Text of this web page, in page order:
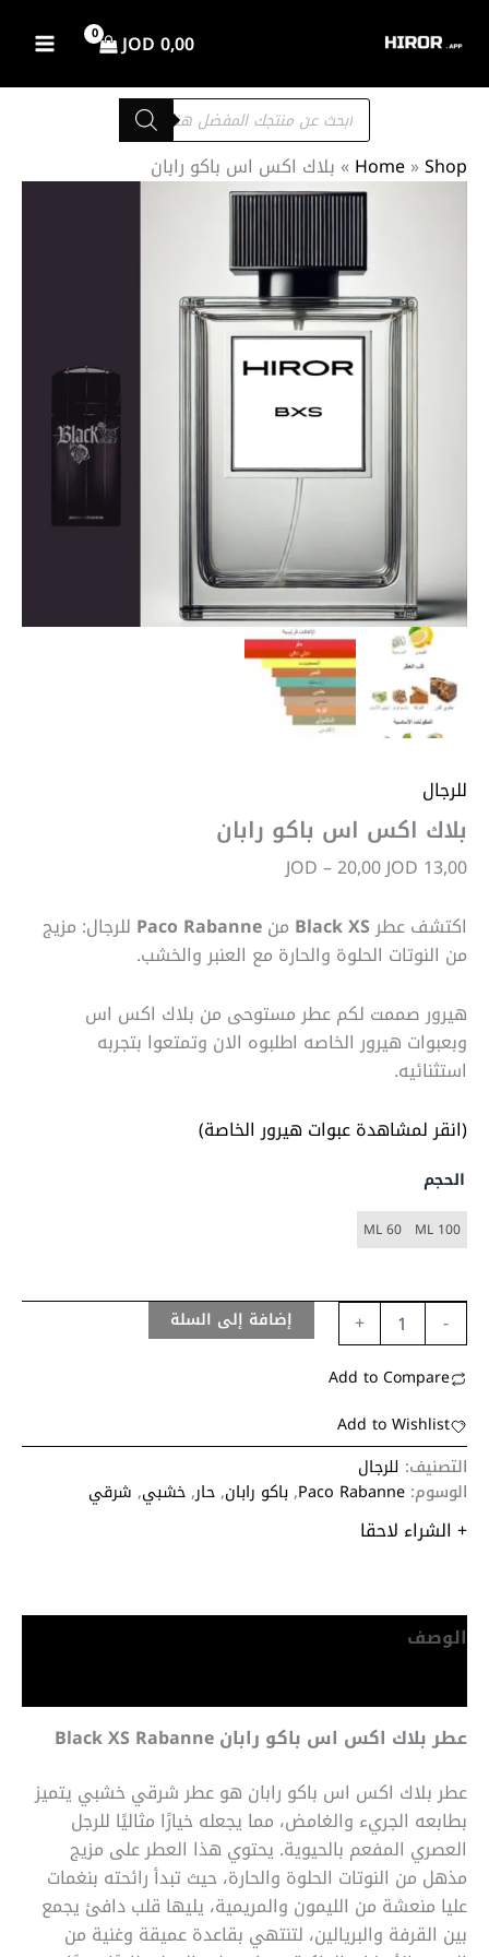
0,00
JOD
Products
search
Home»Shop
» بلاك اكس اس باكو رابان
للرجال
بلاك اكس اس باكو رابان
13,00
JOD–20,00JOD
نطاق
من
خلال
اكتشف عطرBlack XS منPaco Rabanne للرجال: مزيج
من النوتات الحلوة والحارة مع العنبر والخشب.
هيرور صممت لكم عطر مستوحى من بلاك اكس اس
وبعبوات هيرور الخاصه اطلبوه الان وتمتعوا بتجربه
استثنائيه.
(انقر لمشاهدة عبوات هيرور الخاصة)
الحجم
100 ML
60 ML
-
كمية
+
إضافة إلى السلة
Add to Compare
Add to Wishlist
التصنيف: للرجال
الوسوم: Paco Rabanne
,باكو رابان,حار,خشبي, شرقي
+ الشراء لاحقا
الوصف
عطر بلاك اكس اس باكو رابان Black XSRabanne
عطر بلاك اكس اس باكو رابان هو عطر شرقي خشبي يتميز
بطابعه الجريء والغامض، مما يجعله خيارًا مثاليًا للرجل
العصري المفعم بالحيوية. يحتوي هذا العطر على مزيج
مذهل من النوتات الحلوة والحارة، حيث تبدأ رائحته بنغمات
عليا منعشة من الليمون والمريمية، يليها قلب دافئ يجمع
بين القرفة والبريالين، لتنتهي بقاعدة عميقة وغنية من